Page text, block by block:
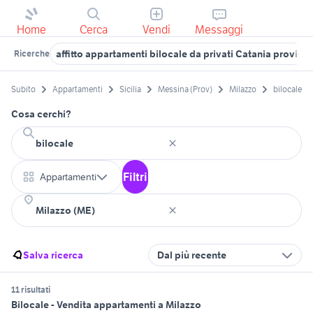
Home Cerca Vendi Messaggi
Ricerche affitto appartamenti bilocale da privati Catania
Subito Appartamenti Sicilia Messina (Prov) Milazzo bilocale
Cosa cerchi?
Appartamenti Filtri
Salva ricerca Dal più recente
11 risultati
Bilocale - Vendita appartamenti a Milazzo